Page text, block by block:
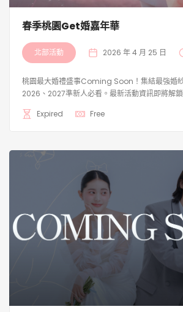
春季桃園Get婚嘉年華
北部活動 2026 年 4 月 25 日
桃園最大婚禮盛事Coming Soon！集結最強婚
2026、2027準新人必看。最新活動資訊即將解
Expired
Free